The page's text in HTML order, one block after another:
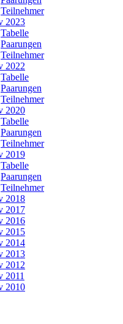
Teilnehmer
2023
Tabelle
Paarungen
Teilnehmer
2022
Tabelle
Paarungen
Teilnehmer
2020
Tabelle
Paarungen
Teilnehmer
2019
Tabelle
Paarungen
Teilnehmer
2018
2017
2016
2015
2014
2013
2012
2011
2010